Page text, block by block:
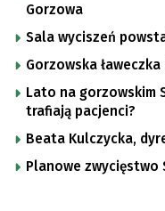
Gorzowa
Sala wyciszeń
Gorzowska ławeczka
Lato na gorzowskim
trafiają pacjenci?
Beata Kulczycka,
Planowe zwycięstwo